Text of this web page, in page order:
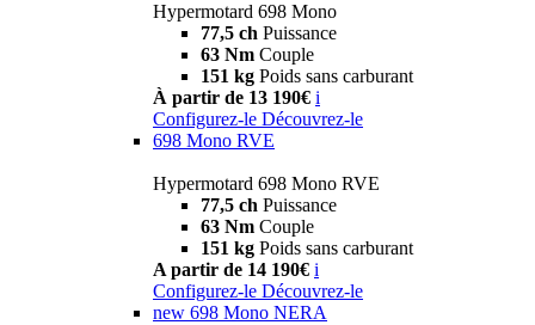
Hypermotard 698 Mono
77,5 ch Puissance
63 Nm Couple
151 kg Poids sans carburant
À partir de 13 190€ i
Configurez-le Découvrez-le
698 Mono RVE
Hypermotard 698 Mono RVE
77,5 ch Puissance
63 Nm Couple
151 kg Poids sans carburant
A partir de 14 190€ i
Configurez-le Découvrez-le
new 698 Mono NERA